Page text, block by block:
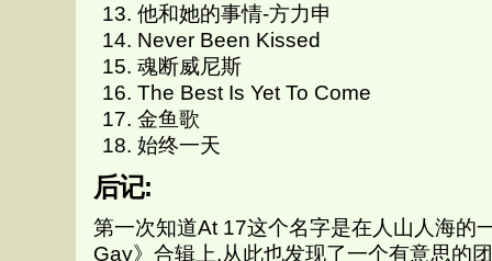
他和她的事情-方力申
Never Been Kissed
魂断威尼斯
The Best Is Yet To Come
金鱼歌
始终一天
后记:
第一次知道At 17这个名字是在人山人海的
Gay》合辑上,从此也发现了一个有意思的